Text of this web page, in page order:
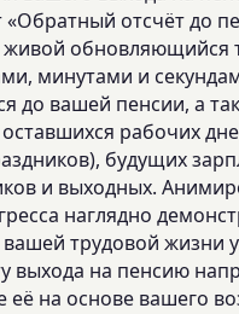
«Обратный отсчёт до
живой обновляющийся
минутами и
до вашей пенсии, а
рабочих
будущих
и выходных.
наглядно
вашей трудовой жизни
выхода на пенсию
её на основе вашего